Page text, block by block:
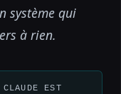
système qui
à rien.
EST